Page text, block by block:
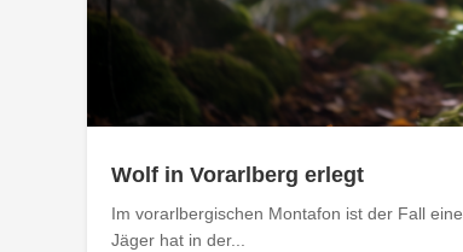
Wolf in Vorarlberg erlegt
Im vorarlbergischen Montafon ist der Fall
Jäger hat in der...